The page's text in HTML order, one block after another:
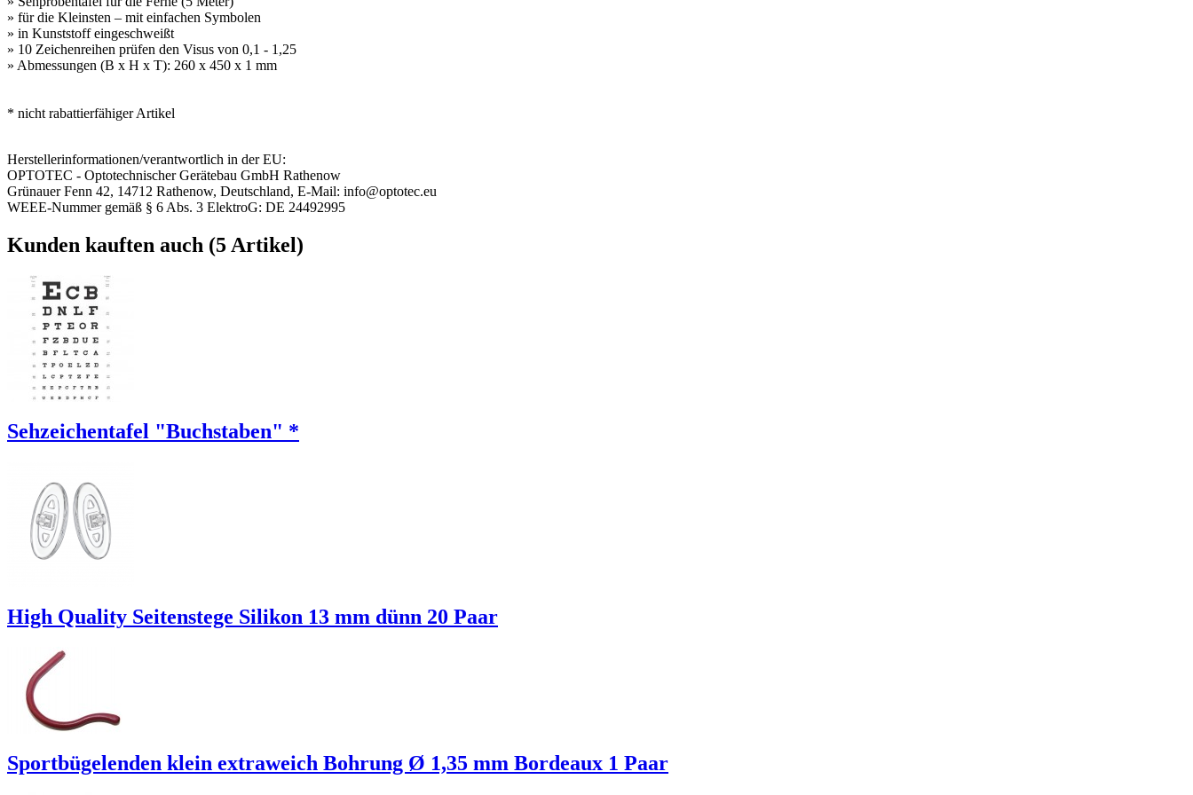
» für die Kleinsten – mit einfachen Symbolen
» in Kunststoff eingeschweißt
» 10 Zeichenreihen prüfen den Visus von 0,1 - 1,25
» Abmessungen (B x H x T): 260 x 450 x 1 mm
* nicht rabattierfähiger Artikel
Herstellerinformationen/verantwortlich in der EU:
OPTOTEC - Optotechnischer Gerätebau GmbH Rathenow
Grünauer Fenn 42, 14712 Rathenow, Deutschland, E-Mail: info@optotec.eu
WEEE-Nummer gemäß § 6 Abs. 3 ElektroG: DE 24492995
Kunden kauften auch (5 Artikel)
Sehzeichentafel "Buchstaben" *
High Quality Seitenstege Silikon 13 mm dünn 20 Paar
Sportbügelenden klein extraweich Bohrung Ø 1,35 mm Bordeaux 1 Paar